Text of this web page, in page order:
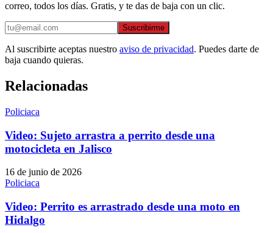
correo, todos los días. Gratis, y te das de baja con un clic.
Suscribirme
Al suscribirte aceptas nuestro aviso de privacidad. Puedes darte de
baja cuando quieras.
Relacionadas
Policiaca
Video: Sujeto arrastra a perrito desde una
motocicleta en Jalisco
16 de junio de 2026
Policiaca
Video: Perrito es arrastrado desde una moto en
Hidalgo